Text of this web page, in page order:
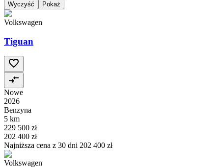
Wyczyść Pokaż
Volkswagen
Tiguan
Nowe
2026
Benzyna
5 km
229 500 zł
202 400 zł
Najniższa cena z 30 dni 202 400 zł
Volkswagen